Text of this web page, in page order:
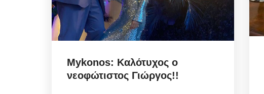
Mykonos: Καλότυχος ο
νεοφώτιστος Γιώργος!!